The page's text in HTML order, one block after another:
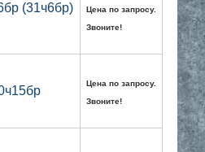
(31ч6бр)
Цена по запросу.
Звоните!
Цена по запросу.
Звоните!